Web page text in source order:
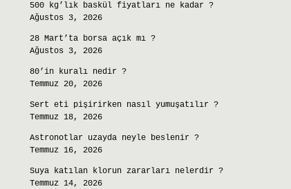
500 kg’lık baskül fiyatları ne kadar ?
Ağustos 3, 2026
28 Mart’ta borsa açık mı ?
Ağustos 3, 2026
80’in kuralı nedir ?
Temmuz 20, 2026
Sert eti pişirirken nasıl yumuşatılır ?
Temmuz 18, 2026
Astronotlar uzayda neyle beslenir ?
Temmuz 16, 2026
Suya katılan klorun zararları nelerdir ?
Temmuz 14, 2026